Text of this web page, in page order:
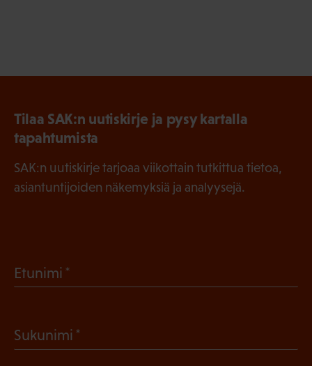
Tilaa SAK:n uutiskirje ja pysy kartalla
tapahtumista
SAK:n uutiskirje tarjoaa viikottain tutkittua tietoa,
asiantuntijoiden näkemyksiä ja analyysejä.
Etunimi
Sukunimi
P